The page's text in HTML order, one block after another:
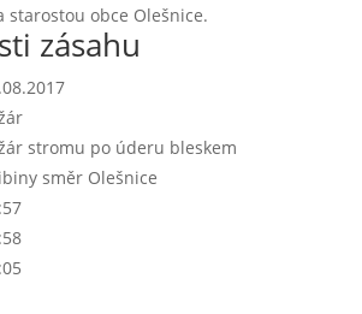
starostou obce Olešnice.
zásahu
stromu po úderu bleskem
směr Olešnice